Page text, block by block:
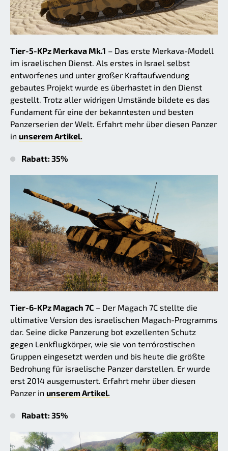
Tier-5-KPz Merkava Mk.1 – Das erste Merkava-Modell
im israelischen Dienst. Als erstes in Israel selbst
entworfenes und unter großer Kraftaufwendung
gebautes Projekt wurde es überhastet in den Dienst
gestellt. Trotz aller widrigen Umstände bildete es das
Fundament für eine der bekanntesten und besten
Panzerserien der Welt. Erfahrt mehr über diesen Panzer
in unserem Artikel.
Rabatt: 35%
Tier-6-KPz Magach 7C – Der Magach 7C stellte die
ultimative Version des israelischen Magach-Programms
dar. Seine dicke Panzerung bot exzellenten Schutz
gegen Lenkflugkörper, wie sie von terrórostischen
Gruppen eingesetzt werden und bis heute die größte
Bedrohung für israelische Panzer darstellen. Er wurde
erst 2014 ausgemustert. Erfahrt mehr über diesen
Panzer in unserem Artikel.
Rabatt: 35%